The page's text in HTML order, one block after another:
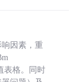
因素，重
表格。同时